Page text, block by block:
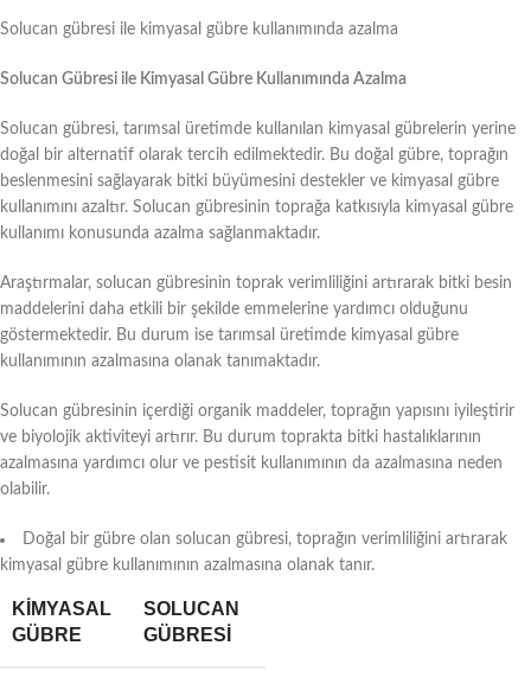
Solucan gübresi ile kimyasal gübre kullanımında azalma
Solucan Gübresi ile Kimyasal Gübre Kullanımında Azalma
Solucan gübresi, tarımsal üretimde kullanılan kimyasal gübrelerin yerine
doğal bir alternatif olarak tercih edilmektedir. Bu doğal gübre, toprağın
beslenmesini sağlayarak bitki büyümesini destekler ve kimyasal gübre
kullanımını azaltır. Solucan gübresinin toprağa katkısıyla kimyasal gübre
kullanımı konusunda azalma sağlanmaktadır.
Araştırmalar, solucan gübresinin toprak verimliliğini artırarak bitki besin
maddelerini daha etkili bir şekilde emmelerine yardımcı olduğunu
göstermektedir. Bu durum ise tarımsal üretimde kimyasal gübre
kullanımının azalmasına olanak tanımaktadır.
Solucan gübresinin içerdiği organik maddeler, toprağın yapısını iyileştirir
ve biyolojik aktiviteyi artırır. Bu durum toprakta bitki hastalıklarının
azalmasına yardımcı olur ve pestisit kullanımının da azalmasına neden
olabilir.
Doğal bir gübre olan solucan gübresi, toprağın verimliliğini artırarak
kimyasal gübre kullanımının azalmasına olanak tanır.
KIMYASAL
GÜBRE
SOLUCAN
GÜBRESI